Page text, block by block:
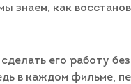
знаем, как
его работу
в каждом фильме,